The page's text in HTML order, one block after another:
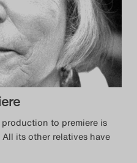
Blog
Blog
Blog
to premiere is
its other relatives have